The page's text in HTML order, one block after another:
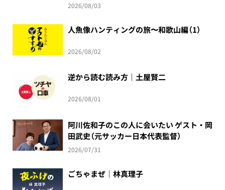
2026/08/03
人魚像ハンティングの旅〜和歌山編（1）
2026/08/02
逆から読む読み方｜土屋賢二
2026/08/01
阿川佐和子のこの人に会いたい ゲスト・岡
田武史（元サッカー日本代表監督）
2026/07/31
ごちゃまぜ｜林真理子